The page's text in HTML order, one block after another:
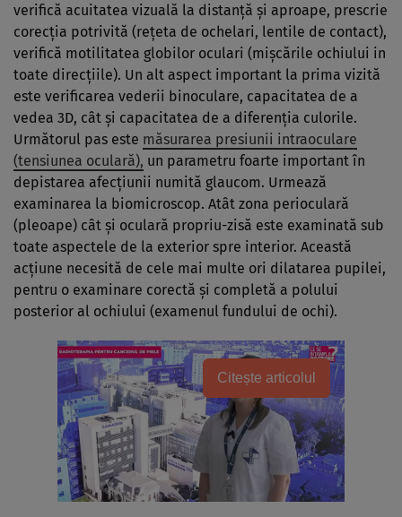
verifică acuitatea vizuală la distanţă şi aproape, prescrie
corecţia potrivită (reţeta de ochelari, lentile de contact),
verifică motilitatea globilor oculari (mişcările ochiului in
toate direcţiile). Un alt aspect important la prima vizită
este verificarea vederii binoculare, capacitatea de a
vedea 3D, cât şi capacitatea de a diferenţia culorile.
Următorul pas este măsurarea presiunii intraoculare
(tensiunea oculară), un parametru foarte important în
depistarea afecţiunii numită glaucom. Urmează
examinarea la biomicroscop. Atât zona perioculară
(pleoape) cât şi oculară propriu-zisă este examinată sub
toate aspectele de la exterior spre interior. Această
acţiune necesită de cele mai multe ori dilatarea pupilei,
pentru o examinare corectă şi completă a polului
posterior al ochiului (examenul fundului de ochi).
Citește articolul